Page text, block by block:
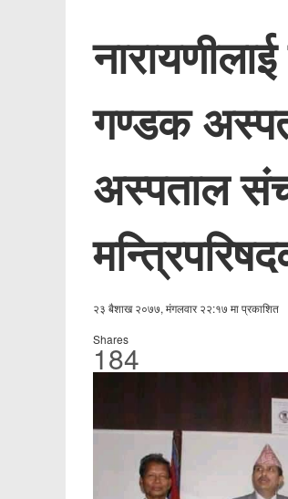
गण्डक
अस्पताल
२३ बैशाख २०७७, मंगलवार २२:१७ मा प्रकाशित
Shares
184